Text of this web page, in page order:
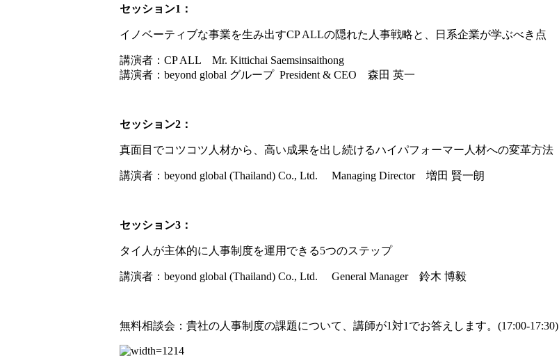
セッション1：
イノベーティブな事業を生み出すCP ALLの隠れた人事戦略と、日系企業が学ぶべき点
講演者：CP ALL Mr. Kittichai Saemsinsaithong
講演者：beyond global グループ President & CEO 森田 英一
セッション2：
真面目でコツコツ人材から、高い成果を出し続けるハイパフォーマー人材への変革方法
講演者：beyond global (Thailand) Co., Ltd. Managing Director 増田 賢一朗
セッション3：
タイ人が主体的に人事制度を運用できる5つのステップ
講演者：beyond global (Thailand) Co., Ltd. General Manager 鈴木 博毅
無料相談会：貴社の人事制度の課題について、講師が1対1でお答えします。(17:00-17:30)